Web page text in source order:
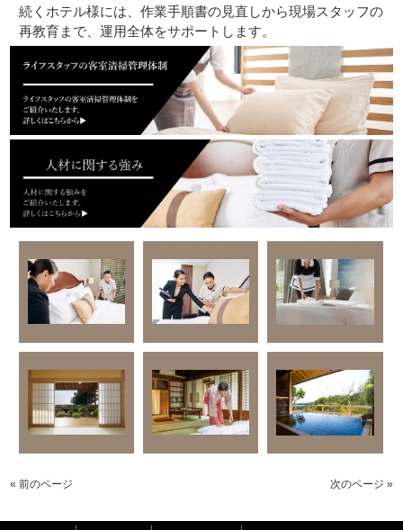
続くホテル様には、作業手順書の見直しから現場スタッフの
再教育まで、運用全体をサポートします。
« 前のページ 次のページ »